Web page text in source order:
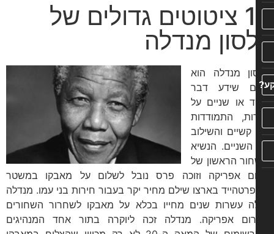
11 ציטוטים גדולים של
מנדלה
מנדלה הוא
שידע דבר
או שניים על
התמודדות
והשילוב
השניים. הנשיא
הראשון של
אפריקה וזוכה פרס נובל לשלום על מאבקו במשטר
בארצו שילם מחיר יקר בעבור חירות בני עמו. מנדלה
עשרות שנים מחייו בכלא על מאבקו לשחרור השחורים
אפריקה. מנדלה זכה ליוקרה בתור אחד המנהיגים